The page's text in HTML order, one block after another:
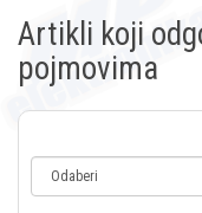
Artikli koji
pojmovima